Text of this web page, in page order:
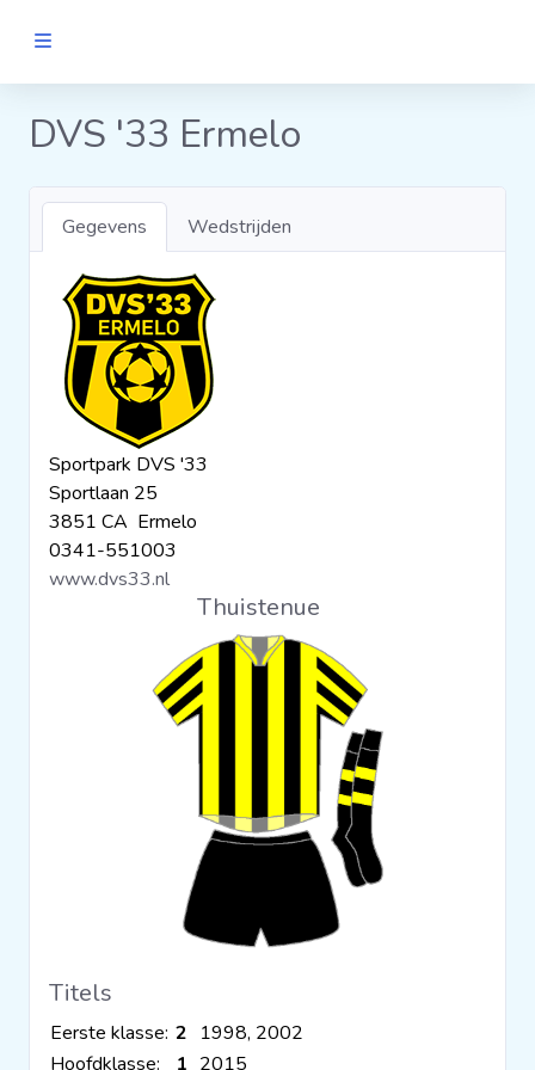
Wedstrijden
Statistieken
Voetbalpiramide
Links
VROUWEN
DVS '33 Ermelo
Gegevens Wedstrijden
Sportpark DVS '33
Sportlaan 25
3851 CA Ermelo
0341-551003
www.dvs33.nl
Thuistenue
Titels
Eerste klasse: 2 1998, 2002
Hoofdklasse:
1 2015